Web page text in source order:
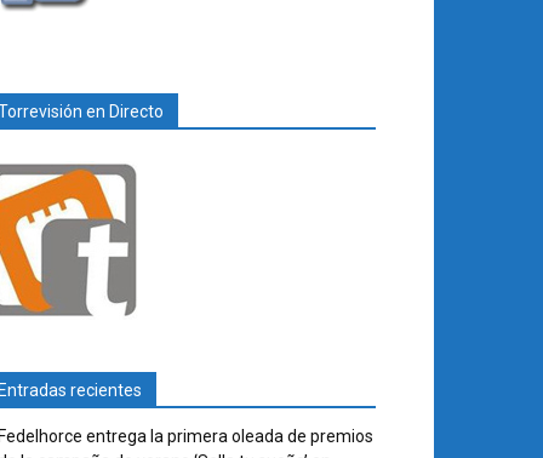
en Directo
recientes
entrega la primera oleada de premios